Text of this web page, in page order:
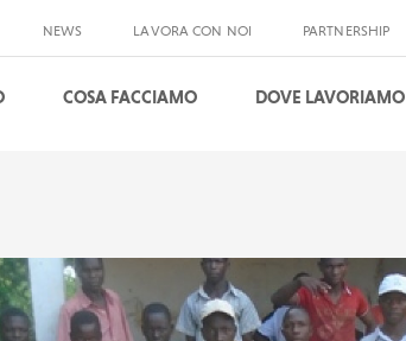
NEWS LAVORA CON NOI PARTNERSHIP
COSA FACCIAMO DOVE LAVORIAMO